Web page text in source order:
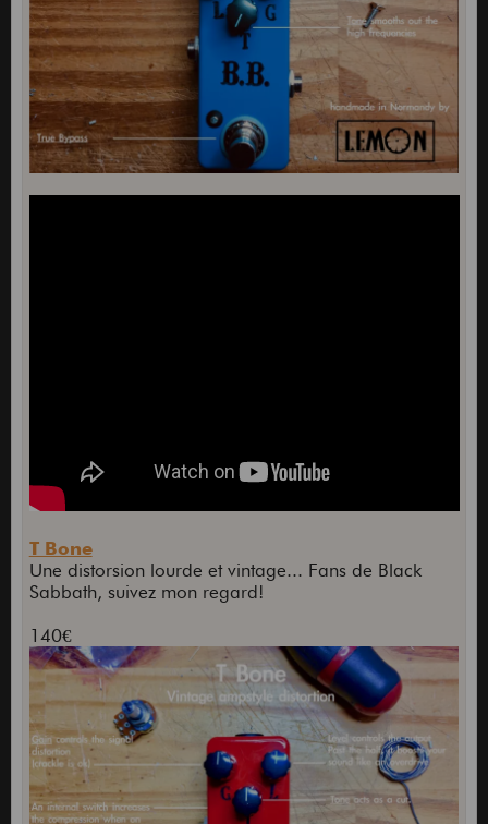
T Bone
Une distorsion lourde et vintage... Fans de Black
Sabbath, suivez mon regard!
140€